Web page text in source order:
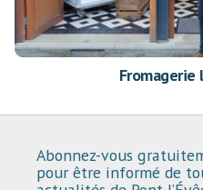
Fromagerie
Abonnez-vous
pour être informé de